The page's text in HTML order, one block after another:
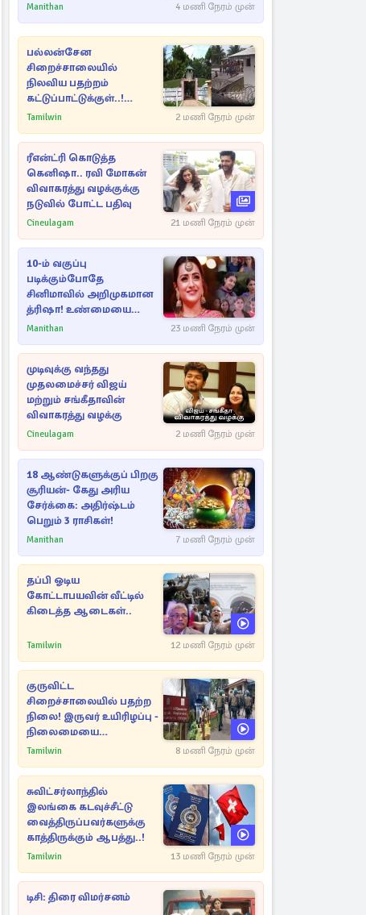
Manithan 4 மணி நேரம் முன்
பல்லன்சேன
சிறைச்சாலையில்
நிலவிய பதற்றம்
கட்டுப்பாட்டுக்குள்..!
அதிரடியாக களமிறங்கிய
Tamilwin 2 மணி நேரம் முன்
ரீஎன்ட்ரி கொடுத்த
கெனிஷா.. ரவி மோகன்
விவாகரத்து வழக்குக்கு
நடுவில் போட்ட பதிவு
Cineulagam 21 மணி நேரம் முன்
10-ம் வகுப்பு
படிக்கும்போதே
சினிமாவில் அறிமுகமான
த்ரிஷா! உண்மையை
பகிர்ந்த இயக்குநர் பிரவீன்
Manithan 23 மணி நேரம் முன்
முடிவுக்கு வந்தது
முதலமைச்சர் விஜய்
மற்றும் சங்கீதாவின்
விவாகரத்து வழக்கு
Cineulagam 2 மணி நேரம் முன்
18 ஆண்டுகளுக்குப் பிறகு
சூரியன்- கேது அரிய
சேர்க்கை: அதிர்ஷ்டம்
பெறும் 3 ராசிகள்!
Manithan 7 மணி நேரம் முன்
தப்பி ஓடிய
கோட்டாபயவின் வீட்டில்
கிடைத்த ஆடைகள்..
Tamilwin 12 மணி நேரம் முன்
குருவிட்ட
சிறைச்சாலையில் பதற்ற
நிலை! இருவர் உயிரிழப்பு -
நிலைமையை
கட்டுப்படுத்த பொலிஸார்
Tamilwin 8 மணி நேரம் முன்
சுவிட்சர்லாந்தில்
இலங்கை கடவுச்சீட்டு
வைத்திருப்பவர்களுக்கு
காத்திருக்கும் ஆபத்து..!
Tamilwin 13 மணி நேரம் முன்
டிசி: திரை விமர்சனம்